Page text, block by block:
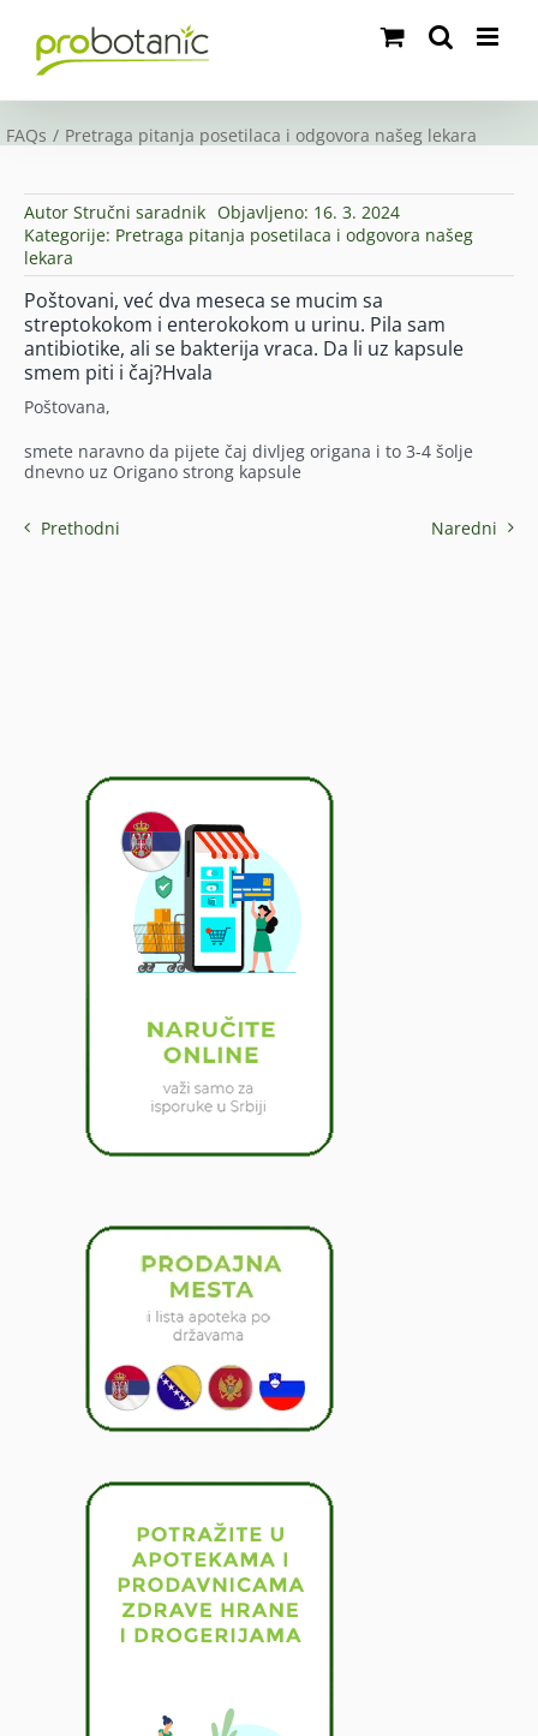
content
FAQs Pretraga pitanja posetilaca i odgovora našeg lekara
Autor Stručni saradnik Objavljeno: 16. 3. 2024
Kategorije: Pretraga pitanja posetilaca i odgovora našeg
lekara
Poštovani, već dva meseca se mucim sa
streptokokom i enterokokom u urinu. Pila sam
antibiotike, ali se bakterija vraca. Da li uz kapsule
smem piti i čaj?Hvala
Poštovana,
smete naravno da pijete čaj divljeg origana i to 3-4 šolje
dnevno uz Origano strong kapsule
Prethodni Naredni